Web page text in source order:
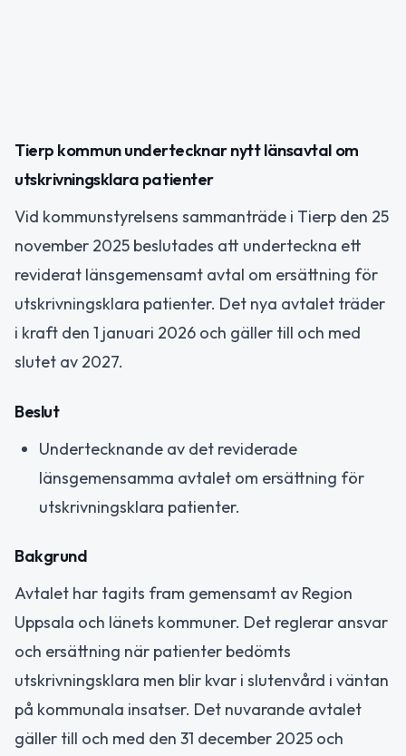
Tierp kommun undertecknar nytt länsavtal om
utskrivningsklara patienter
Vid kommunstyrelsens sammanträde i Tierp den 25
november 2025 beslutades att underteckna ett
reviderat länsgemensamt avtal om ersättning för
utskrivningsklara patienter. Det nya avtalet träder
i kraft den 1 januari 2026 och gäller till och med
slutet av 2027.
Beslut
Undertecknande av det reviderade
länsgemensamma avtalet om ersättning för
utskrivningsklara patienter.
Bakgrund
Avtalet har tagits fram gemensamt av Region
Uppsala och länets kommuner. Det reglerar ansvar
och ersättning när patienter bedömts
utskrivningsklara men blir kvar i slutenvård i väntan
på kommunala insatser. Det nuvarande avtalet
gäller till och med den 31 december 2025 och